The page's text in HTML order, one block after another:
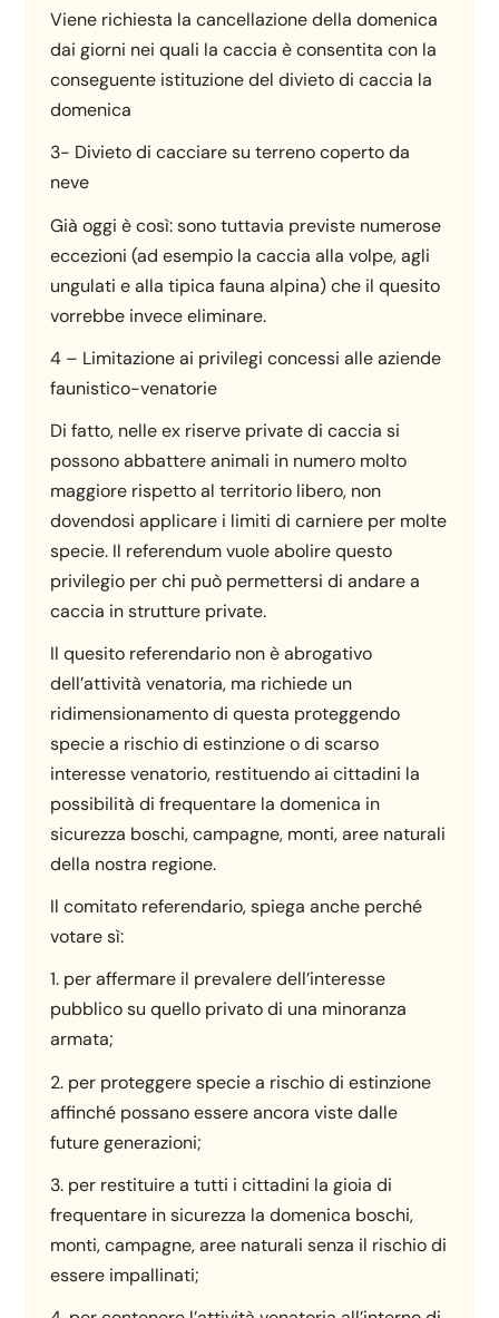
Viene richiesta la cancellazione della domenica
dai giorni nei quali la caccia è consentita con la
conseguente istituzione del divieto di caccia la
domenica
3- Divieto di cacciare su terreno coperto da
neve
Già oggi è così: sono tuttavia previste numerose
eccezioni (ad esempio la caccia alla volpe, agli
ungulati e alla tipica fauna alpina) che il quesito
vorrebbe invece eliminare.
4 – Limitazione ai privilegi concessi alle aziende
faunistico-venatorie
Di fatto, nelle ex riserve private di caccia si
possono abbattere animali in numero molto
maggiore rispetto al territorio libero, non
dovendosi applicare i limiti di carniere per molte
specie. Il referendum vuole abolire questo
privilegio per chi può permettersi di andare a
caccia in strutture private.
Il quesito referendario non è abrogativo
dell’attività venatoria, ma richiede un
ridimensionamento di questa proteggendo
specie a rischio di estinzione o di scarso
interesse venatorio, restituendo ai cittadini la
possibilità di frequentare la domenica in
sicurezza boschi, campagne, monti, aree naturali
della nostra regione.
Il comitato referendario, spiega anche perché
votare sì:
1. per affermare il prevalere dell’interesse
pubblico su quello privato di una minoranza
armata;
2. per proteggere specie a rischio di estinzione
affinché possano essere ancora viste dalle
future generazioni;
3. per restituire a tutti i cittadini la gioia di
frequentare in sicurezza la domenica boschi,
monti, campagne, aree naturali senza il rischio di
essere impallinati;